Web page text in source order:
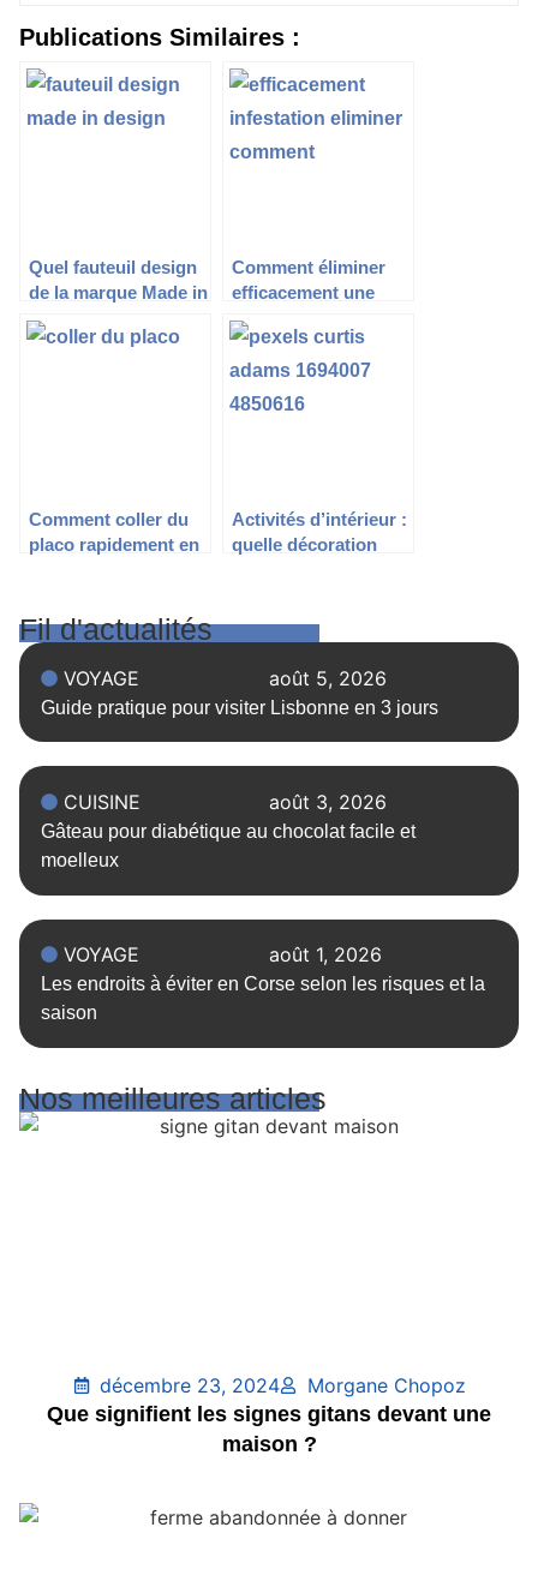
Publications Similaires :
Quel fauteuil design
de la marque Made in
Design choisir ?
Comment éliminer
efficacement une
infestation de rats ?
Comment coller du
placo rapidement en
Activités d’intérieur :
quelle décoration
logement locatif ?
Fil d'actualités
VOYAGE août 5, 2026
Guide pratique pour visiter Lisbonne en 3 jours
CUISINE août 3, 2026
Gâteau pour diabétique au chocolat facile et
moelleux
VOYAGE août 1, 2026
Les endroits à éviter en Corse selon les risques et la
saison
Nos meilleures articles
décembre 23, 2024
Morgane Chopoz
Que signifient les signes gitans devant une
maison ?